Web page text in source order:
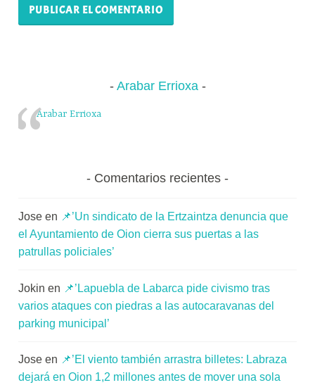
Arabar Errioxa
Arabar Errioxa
Comentarios recientes
Jose en 📌’Un sindicato de la Ertzaintza denuncia que
el Ayuntamiento de Oion cierra sus puertas a las
patrullas policiales’
Jokin en 📌’Lapuebla de Labarca pide civismo tras
varios ataques con piedras a las autocaravanas del
parking municipal’
Jose en 📌’El viento también arrastra billetes: Labraza
dejará en Oion 1,2 millones antes de mover una sola